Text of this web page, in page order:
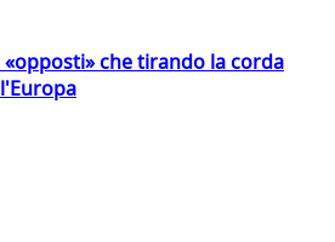
che tirando la corda